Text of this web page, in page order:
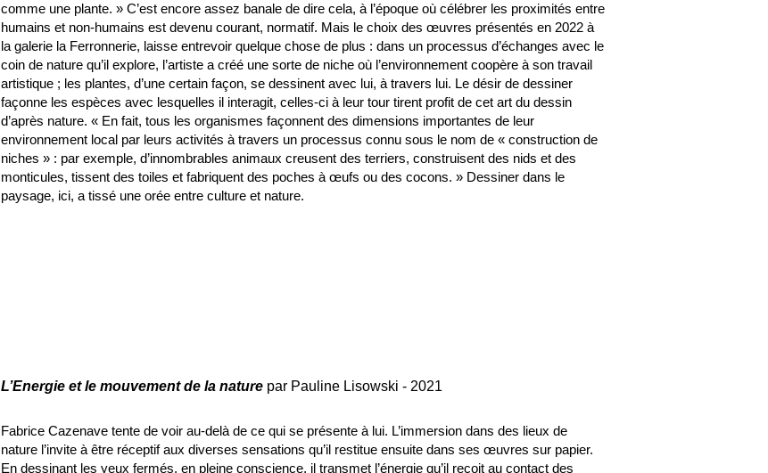
comme une plante. » C’est encore assez banale de dire cela, à l’époque où célébrer les proximités entre
humains et non-humains est devenu courant, normatif. Mais le choix des œuvres présentés en 2022 à
la galerie la Ferronnerie, laisse entrevoir quelque chose de plus : dans un processus d’échanges avec le
coin de nature qu’il explore, l’artiste a créé une sorte de niche où l’environnement coopère à son travail
artistique ; les plantes, d’une certain façon, se dessinent avec lui, à travers lui. Le désir de dessiner
façonne les espèces avec lesquelles il interagit, celles-ci à leur tour tirent profit de cet art du dessin
d’après nature. « En fait, tous les organismes façonnent des dimensions importantes de leur
environnement local par leurs activités à travers un processus connu sous le nom de « construction de
niches » : par exemple, d’innombrables animaux creusent des terriers, construisent des nids et des
monticules, tissent des toiles et fabriquent des poches à œufs ou des cocons. » Dessiner dans le
paysage, ici, a tissé une orée entre culture et nature.
L’Energie et le mouvement de la nature par Pauline Lisowski - 2021
Fabrice Cazenave tente de voir au-delà de ce qui se présente à lui. L’immersion dans des lieux de
nature l’invite à être réceptif aux diverses sensations qu’il restitue ensuite dans ses œuvres sur papier.
En dessinant les yeux fermés, en pleine conscience, il transmet l’énergie qu’il reçoit au contact des